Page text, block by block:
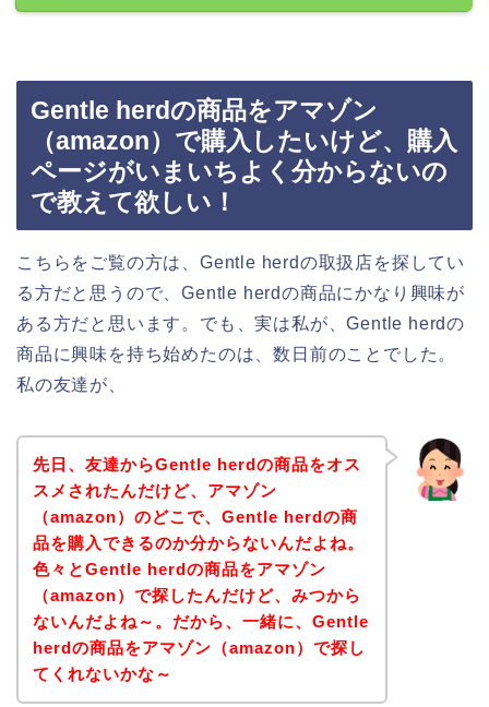
Gentle herdの商品をアマゾン
（amazon）で購入したいけど、購入
ページがいまいちよく分からないの
で教えて欲しい！
こちらをご覧の方は、Gentle herdの取扱店を探してい
る方だと思うので、Gentle herdの商品にかなり興味が
ある方だと思います。でも、実は私が、Gentle herdの
商品に興味を持ち始めたのは、数日前のことでした。
私の友達が、
先日、友達からGentle herdの商品をオス
スメされたんだけど、アマゾン
（amazon）のどこで、Gentle herdの商
品を購入できるのか分からないんだよね。
色々とGentle herdの商品をアマゾン
（amazon）で探したんだけど、みつから
ないんだよね～。だから、一緒に、Gentle
herdの商品をアマゾン（amazon）で探し
てくれないかな～